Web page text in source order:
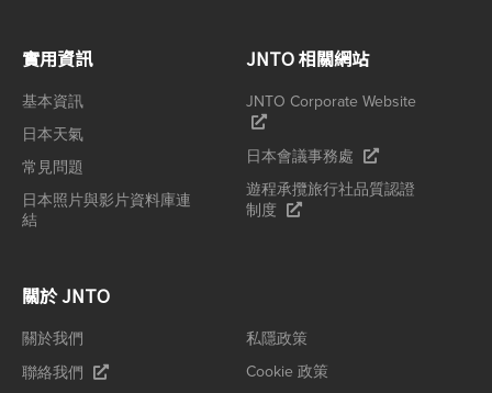
實用資訊
基本資訊
日本天氣
常見問題
日本照片與影片資料庫連
結
JNTO 相關網站
JNTO Corporate Website
日本會議事務處
遊程承攬旅行社品質認證
制度
關於 JNTO
關於我們
聯絡我們
私隱政策
Cookie 政策